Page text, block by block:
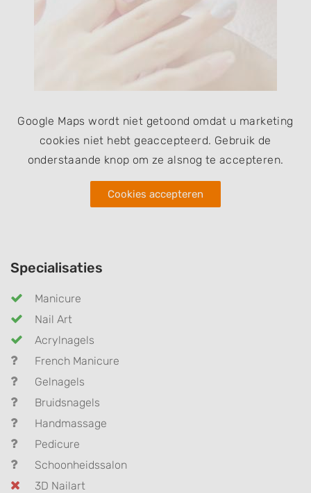
Google Maps wordt niet getoond omdat u marketing
cookies niet hebt geaccepteerd. Gebruik de
onderstaande knop om ze alsnog te accepteren.
Cookies accepteren
Specialisaties
Manicure
Nail Art
Acrylnagels
French Manicure
Gelnagels
Bruidsnagels
Handmassage
Pedicure
Schoonheidssalon
3D Nailart